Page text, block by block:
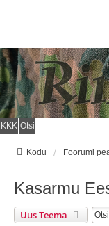
KKK Otsi
Kodu Foorumi
Kasarmu
Uus Teema